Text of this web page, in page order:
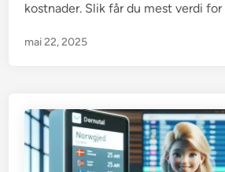
n
kostnader. Slik får du mest verdi
mai 22, 2025